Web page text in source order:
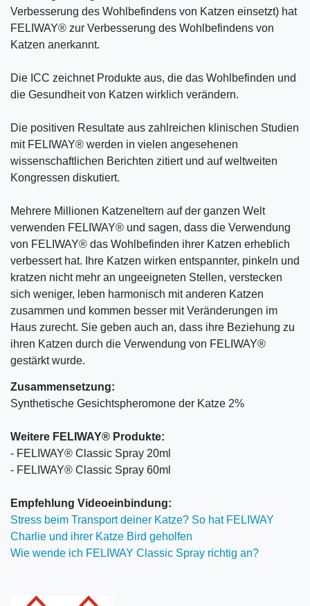
Verbesserung des Wohlbefindens von Katzen einsetzt) hat
FELIWAY® zur Verbesserung des Wohlbefindens von
Katzen anerkannt.
Die ICC zeichnet Produkte aus, die das Wohlbefinden und
die Gesundheit von Katzen wirklich verändern.
Die positiven Resultate aus zahlreichen klinischen Studien
mit FELIWAY® werden in vielen angesehenen
wissenschaftlichen Berichten zitiert und auf weltweiten
Kongressen diskutiert.
Mehrere Millionen Katzeneltern auf der ganzen Welt
verwenden FELIWAY® und sagen, dass die Verwendung
von FELIWAY® das Wohlbefinden ihrer Katzen erheblich
verbessert hat. Ihre Katzen wirken entspannter, pinkeln und
kratzen nicht mehr an ungeeigneten Stellen, verstecken
sich weniger, leben harmonisch mit anderen Katzen
zusammen und kommen besser mit Veränderungen im
Haus zurecht. Sie geben auch an, dass ihre Beziehung zu
ihren Katzen durch die Verwendung von FELIWAY®
gestärkt wurde.
Zusammensetzung:
Synthetische Gesichtspheromone der Katze 2%
Weitere FELIWAY® Produkte:
- FELIWAY® Classic Spray 20ml
- FELIWAY® Classic Spray 60ml
Empfehlung Videoeinbindung:
Stress beim Transport deiner Katze? So hat FELIWAY
Charlie und ihrer Katze Bird geholfen
Wie wende ich FELIWAY Classic Spray richtig an?